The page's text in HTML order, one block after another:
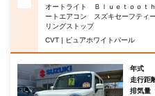
オートライト Ｂｌｕｅｔｏｏ
ートエアコン スズキセーフティ
リングストップ
CVT | ピュアホワイトパール
年式
走行距
排気量